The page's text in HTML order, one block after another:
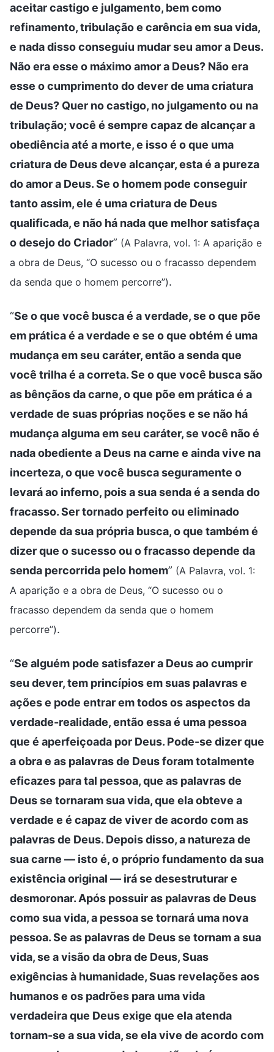
aceitar castigo e julgamento, bem como
refinamento, tribulação e carência em sua vida,
e nada disso conseguiu mudar seu amor a Deus.
Não era esse o máximo amor a Deus? Não era
esse o cumprimento do dever de uma criatura
de Deus? Quer no castigo, no julgamento ou na
tribulação; você é sempre capaz de alcançar a
obediência até a morte, e isso é o que uma
criatura de Deus deve alcançar, esta é a pureza
do amor a Deus. Se o homem pode conseguir
tanto assim, ele é uma criatura de Deus
qualificada, e não há nada que melhor satisfaça
o desejo do Criador” (A Palavra, vol. 1: A aparição e
a obra de Deus, “O sucesso ou o fracasso dependem
da senda que o homem percorre”).
“Se o que você busca é a verdade, se o que põe
em prática é a verdade e se o que obtém é uma
mudança em seu caráter, então a senda que
você trilha é a correta. Se o que você busca são
as bênçãos da carne, o que põe em prática é a
verdade de suas próprias noções e se não há
mudança alguma em seu caráter, se você não é
nada obediente a Deus na carne e ainda vive na
incerteza, o que você busca seguramente o
levará ao inferno, pois a sua senda é a senda do
fracasso. Ser tornado perfeito ou eliminado
depende da sua própria busca, o que também é
dizer que o sucesso ou o fracasso depende da
senda percorrida pelo homem” (A Palavra, vol. 1:
A aparição e a obra de Deus, “O sucesso ou o
fracasso dependem da senda que o homem
percorre”).
“Se alguém pode satisfazer a Deus ao cumprir
seu dever, tem princípios em suas palavras e
ações e pode entrar em todos os aspectos da
verdade-realidade, então essa é uma pessoa
que é aperfeiçoada por Deus. Pode-se dizer que
a obra e as palavras de Deus foram totalmente
eficazes para tal pessoa, que as palavras de
Deus se tornaram sua vida, que ela obteve a
verdade e é capaz de viver de acordo com as
palavras de Deus. Depois disso, a natureza de
sua carne — isto é, o próprio fundamento da sua
existência original — irá se desestruturar e
desmoronar. Após possuir as palavras de Deus
como sua vida, a pessoa se tornará uma nova
pessoa. Se as palavras de Deus se tornam a sua
vida, se a visão da obra de Deus, Suas
exigências à humanidade, Suas revelações aos
humanos e os padrões para uma vida
verdadeira que Deus exige que ela atenda
tornam-se a sua vida, se ela vive de acordo com